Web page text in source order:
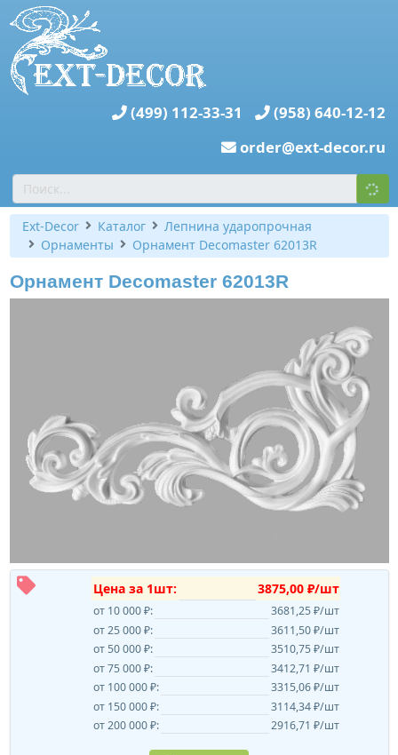
(499) 112-33-31
(958) 640-12-12
order@ext-decor.ru
Ext-Decor Каталог
Лепнина ударопрочная
Орнаменты
Орнамент Decomaster 62013R
Орнамент Decomaster 62013R
Цена за 1шт: 3875,00 ₽/шт
от 10 000 ₽:
3681,25 ₽/шт
от 25 000 ₽:
3611,50 ₽/шт
от 50 000 ₽:
3510,75 ₽/шт
от 75 000 ₽:
3412,71 ₽/шт
от 100 000 ₽:
3315,06 ₽/шт
от 150 000 ₽:
3114,34 ₽/шт
от 200 000 ₽:
2916,71 ₽/шт